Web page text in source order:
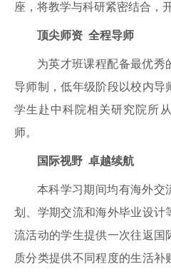
座，将教学与科研紧密结合，
顶尖师资 全程导师
为英才班课程配备最优秀
导师制，低年级阶段以校内导
学生赴中科院相关研究院所
师。
国际视野 卓越续航
本科学习期间均有海外交
划、学期交流和海外毕业设计
流活动的学生提供一次往返国
质分类提供不同程度的生活